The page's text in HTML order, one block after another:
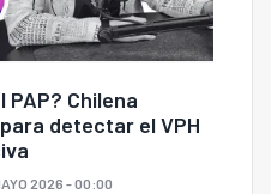
Chilena
detectar el VPH
2026 - 00:00